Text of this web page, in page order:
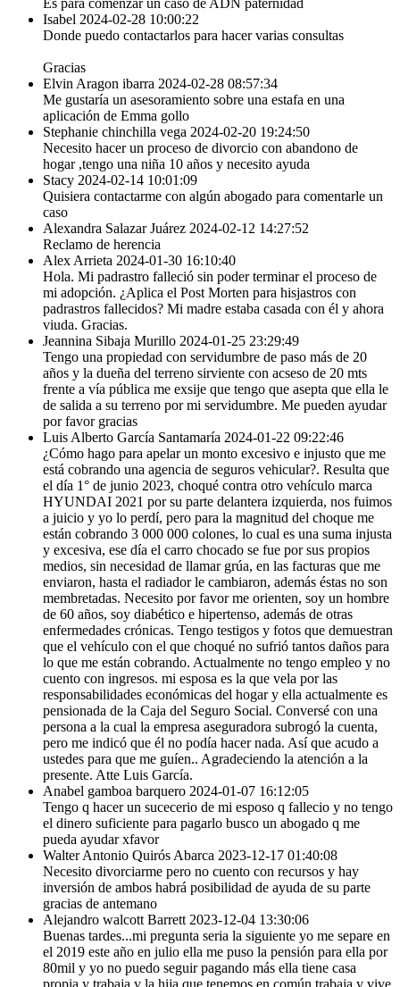
Es para comenzar un caso de ADN paternidad
Isabel 2024-02-28 10:00:22
Donde puedo contactarlos para hacer varias consultas
Gracias
Elvin Aragon ibarra 2024-02-28 08:57:34
Me gustaría un asesoramiento sobre una estafa en una
aplicación de Emma gollo
Stephanie chinchilla vega 2024-02-20 19:24:50
Necesito hacer un proceso de divorcio con abandono de
hogar ,tengo una niña 10 años y necesito ayuda
Stacy 2024-02-14 10:01:09
Quisiera contactarme con algún abogado para comentarle un
caso
Alexandra Salazar Juárez 2024-02-12 14:27:52
Reclamo de herencia
Alex Arrieta 2024-01-30 16:10:40
Hola. Mi padrastro falleció sin poder terminar el proceso de
mi adopción. ¿Aplica el Post Morten para hisjastros con
padrastros fallecidos? Mi madre estaba casada con él y ahora
viuda. Gracias.
Jeannina Sibaja Murillo 2024-01-25 23:29:49
Tengo una propiedad con servidumbre de paso más de 20
años y la dueña del terreno sirviente con acseso de 20 mts
frente a vía pública me exsije que tengo que asepta que ella le
de salida a su terreno por mi servidumbre. Me pueden ayudar
por favor gracias
Luis Alberto García Santamaría 2024-01-22 09:22:46
¿Cómo hago para apelar un monto excesivo e injusto que me
está cobrando una agencia de seguros vehicular?. Resulta que
el día 1° de junio 2023, choqué contra otro vehículo marca
HYUNDAI 2021 por su parte delantera izquierda, nos fuimos
a juicio y yo lo perdí, pero para la magnitud del choque me
están cobrando 3 000 000 colones, lo cual es una suma injusta
y excesiva, ese día el carro chocado se fue por sus propios
medios, sin necesidad de llamar grúa, en las facturas que me
enviaron, hasta el radiador le cambiaron, además éstas no son
membretadas. Necesito por favor me orienten, soy un hombre
de 60 años, soy diabético e hipertenso, además de otras
enfermedades crónicas. Tengo testigos y fotos que demuestran
que el vehículo con el que choqué no sufrió tantos daños para
lo que me están cobrando. Actualmente no tengo empleo y no
cuento con ingresos. mi esposa es la que vela por las
responsabilidades económicas del hogar y ella actualmente es
pensionada de la Caja del Seguro Social. Conversé con una
persona a la cual la empresa aseguradora subrogó la cuenta,
pero me indicó que él no podía hacer nada. Así que acudo a
ustedes para que me guíen.. Agradeciendo la atención a la
presente. Atte Luis García.
Anabel gamboa barquero 2024-01-07 16:12:05
Tengo q hacer un sucecerio de mi esposo q fallecio y no tengo
el dinero suficiente para pagarlo busco un abogado q me
pueda ayudar xfavor
Walter Antonio Quirós Abarca 2023-12-17 01:40:08
Necesito divorciarme pero no cuento con recursos y hay
inversión de ambos habrá posibilidad de ayuda de su parte
gracias de antemano
Alejandro walcott Barrett 2023-12-04 13:30:06
Buenas tardes...mi pregunta seria la siguiente yo me separe en
el 2019 este año en julio ella me puso la pensión para ella por
80mil y yo no puedo seguir pagando más ella tiene casa